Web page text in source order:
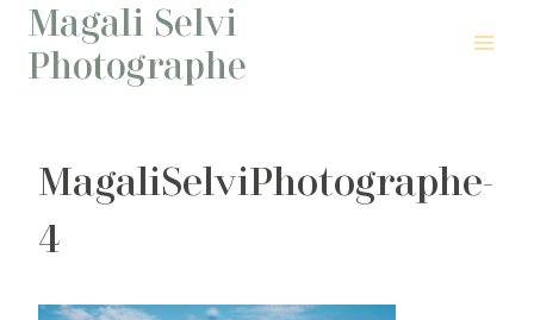
Aller
contenu
Magali Selvi
Photographe
MagaliSelviPhotographe-
4